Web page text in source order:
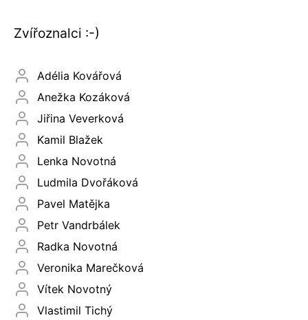
Zvířoznalci :-)
Adélia Kovářová
Anežka Kozáková
Jiřina Veverková
Kamil Blažek
Lenka Novotná
Ludmila Dvořáková
Pavel Matějka
Petr Vandrbálek
Radka Novotná
Veronika Marečková
Vítek Novotný
Vlastimil Tichý